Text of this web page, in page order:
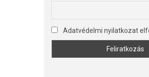
Adatvédelmi nyilatkozat